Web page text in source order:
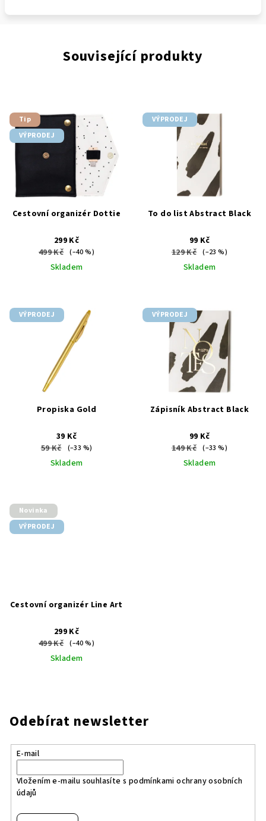
Související produkty
Tip
VÝPRODEJ
Cestovní organizér Dottie
299 Kč
499 Kč (–40 %)
Skladem
VÝPRODEJ
To do list Abstract Black
99 Kč
129 Kč (–23 %)
Skladem
VÝPRODEJ
Propiska Gold
39 Kč
59 Kč
(–33 %)
Skladem
VÝPRODEJ
Zápisník Abstract Black
99 Kč
149 Kč (–33 %)
Skladem
Novinka
VÝPRODEJ
Cestovní organizér Line Art
299 Kč
499 Kč (–40 %)
Skladem
Odebírat newsletter
E-mail
Vložením e-mailu souhlasíte s podmínkami ochrany osobních
údajů